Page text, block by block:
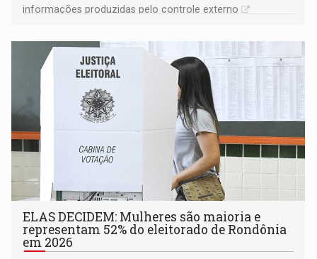
informações produzidas pelo controle externo
ELAS DECIDEM: Mulheres são maioria e
representam 52% do eleitorado de Rondônia
em 2026